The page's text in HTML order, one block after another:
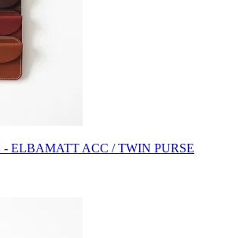
- ELBAMATT ACC / TWIN PURSE